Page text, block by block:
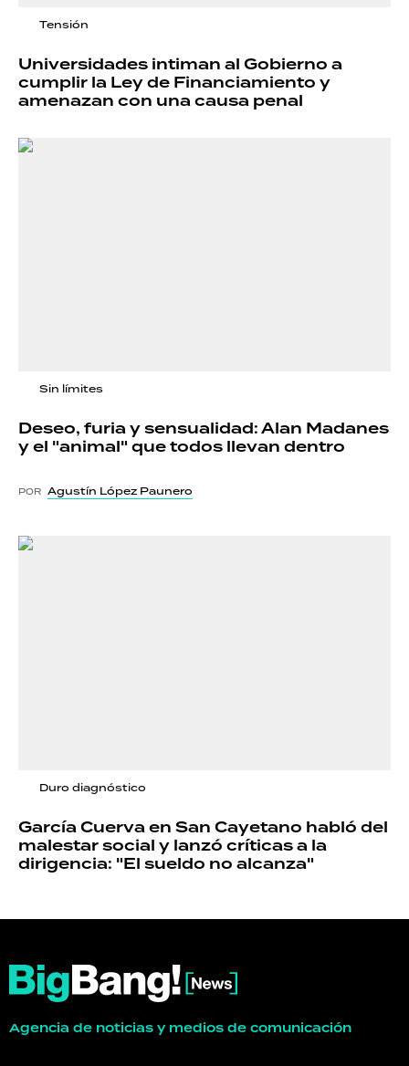
Tensión
Universidades intiman al Gobierno a
cumplir la Ley de Financiamiento y
amenazan con una causa penal
Sin límites
Deseo, furia y sensualidad: Alan Madanes
y el "animal" que todos llevan dentro
POR Agustín López Paunero
Duro diagnóstico
García Cuerva en San Cayetano habló del
malestar social y lanzó críticas a la
dirigencia: "El sueldo no alcanza"
Agencia de noticias y medios de comunicación